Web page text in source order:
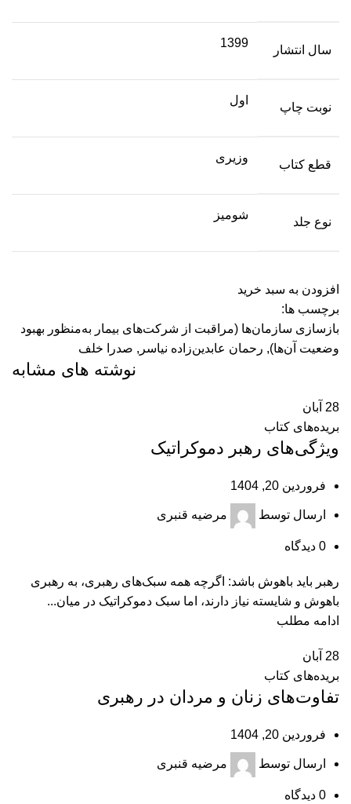
سال انتشار
1399
نوبت چاپ
اول
قطع کتاب
وزیری
نوع جلد
شومیز
افزودن به سبد خرید
برچسب ها:
بازسازی سازمان‌ها (مراقبت از شرکت‌های بیمار به‌منظور بهبود
وضعیت آن‌ها), رحمان عابدین‌زاده نیاسر , صدرا خلف
نوشته های مشابه
28 آبان
بریده‌های کتاب
ویژگی‌های رهبر دموکراتیک
فروردین 20, 1404
ارسال توسط مرضیه قنبری
0 دیدگاه
رهبر باید باهوش باشد: اگرچه همه سبک‌های رهبری، به رهبری
باهوش و شایسته نیاز دارند، اما سبک دموکراتیک در میان...
ادامه مطلب
28 آبان
بریده‌های کتاب
تفاوت‌های زنان و مردان در رهبری
فروردین 20, 1404
ارسال توسط مرضیه قنبری
0 دیدگاه